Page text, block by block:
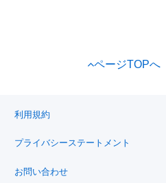
ページTOPへ
利用規約
プライバシーステートメント
お問い合わせ